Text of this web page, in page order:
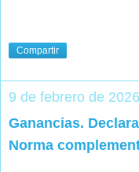
Compartir
9 de febrero de 2026
Ganancias.
Norma